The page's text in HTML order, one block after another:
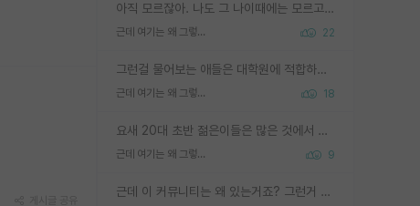
아직 모르잖아. 나도 그 나이때에는 모르고 평가 받고 안심하고 싶었어.
근데 여기는 왜 그렇게 SPK를 물어보는거임? 22
그런걸 물어보는 애들은 대학원에 적합하지 않다
근데 여기는 왜 그렇게 SPK를 물어보는거임? 18
요새 20대 초반 젊은이들은 많은 것에서 가성비를 따지더라고요. 내가 이 정도 인풋을 넣었을 때 그만큼 아웃풋이 나올 것인가? 사실 아웃풋이 인풋 대비 리니어하게 나오지 않는 영역을 시도하기 싫어한다는 느낌입니다.
근데 여기는 왜 그렇게 SPK를 물어보는거임? 9
근데 이 커뮤니티는 왜 있는거죠? 그런거 쉽게 물어볼수있어서 있는거 아닌가요? 그렇게 보기 싫으면 커뮤니티도 하지마시지 그러면